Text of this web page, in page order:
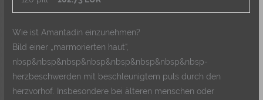
Wie ist Amantadin einzunehmen?
Bild einer „marmorierten haut“,
nbsp&nbsp&nbsp&nbsp&nbsp&nbsp&nbsp&nbsp-
herzbeschwerden mit beschleunigtem puls durch den
herzvorhof. Insbesondere bei älteren menschen oder